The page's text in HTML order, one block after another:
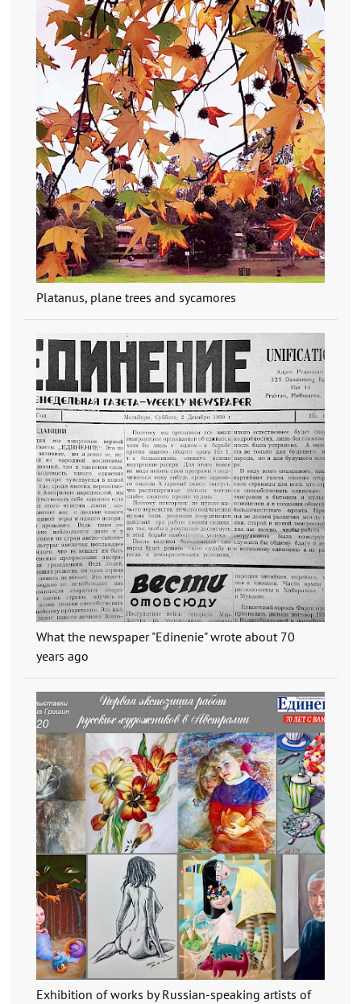
Platanus, plane trees and sycamores
What the newspaper "Edinenie" wrote about 70
years ago
Exhibition of works by Russian-speaking artists of